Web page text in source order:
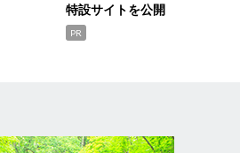
特設サイトを公開
PR